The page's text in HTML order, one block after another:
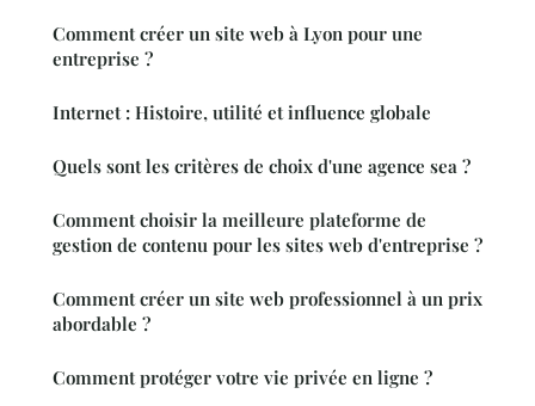
Comment créer un site web à Lyon pour une
entreprise ?
Internet : Histoire, utilité et influence globale
Quels sont les critères de choix d'une agence sea ?
Comment choisir la meilleure plateforme de
gestion de contenu pour les sites web d'entreprise ?
Comment créer un site web professionnel à un prix
abordable ?
Comment protéger votre vie privée en ligne ?